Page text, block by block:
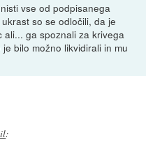
vse od podpisanega
so se odločili, da je
ali... ga spoznali za krivega
bilo možno likvidirali in mu
: